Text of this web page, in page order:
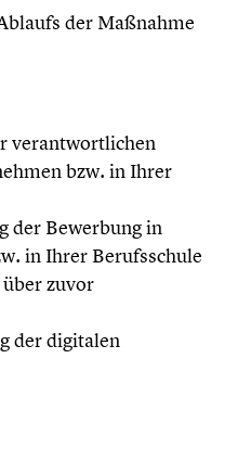
der Maßnahme
verantwortlichen
bzw. in Ihrer
der Bewerbung in
in Ihrer Berufsschule
zuvor
der digitalen